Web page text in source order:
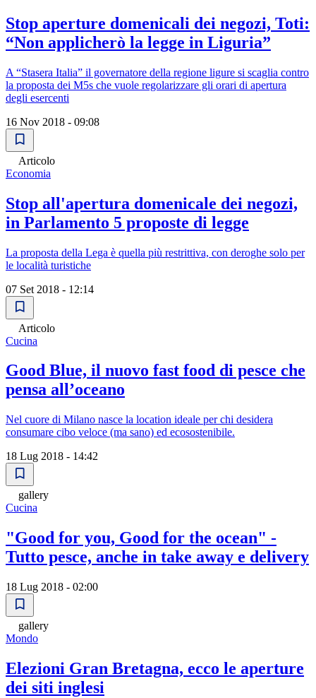
Stop aperture domenicali dei negozi, Toti:
“Non applicherò la legge in Liguria”
A “Stasera Italia” il governatore della regione ligure si scaglia contro
la proposta dei M5s che vuole regolarizzare gli orari di apertura
degli esercenti
16 Nov 2018 - 09:08
Articolo
Economia
Stop all'apertura domenicale dei negozi,
in Parlamento 5 proposte di legge
La proposta della Lega è quella più restrittiva, con deroghe solo per
le località turistiche
07 Set 2018 - 12:14
Articolo
Cucina
Good Blue, il nuovo fast food di pesce che
pensa all’oceano
Nel cuore di Milano nasce la location ideale per chi desidera
consumare cibo veloce (ma sano) ed ecosostenibile.
18 Lug 2018 - 14:42
gallery
Cucina
"Good for you, Good for the ocean" -
Tutto pesce, anche in take away e delivery
18 Lug 2018 - 02:00
gallery
Mondo
Elezioni Gran Bretagna, ecco le aperture
dei siti inglesi